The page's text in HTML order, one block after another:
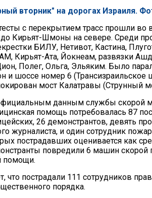
вторник" на дорогах Израиля.
с перекрытием трасс прошли во
Кирьят-Шмоны на севере. Среди
БИЛУ, Нетивот, Кастина,
Кирьят-Ата, Йокнеам, развязки
Полег, Ольга, Эльяким. Было
и шоссе номер 6
мост Калатравы (Струнный
данным службы скорой
помощь потребовалась 87
26 демонстрантов, девять
журналиста, и один сотрудник
пострадавших оценивается как
повредили 6 машин скорой
помощи.
что пострадали 111 сотрудников
порядка.